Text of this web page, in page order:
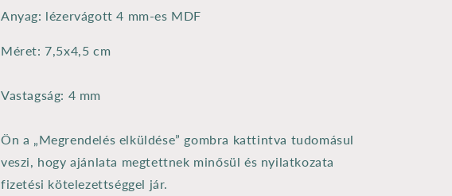
Anyag: lézervágott 4 mm-es MDF
Méret: 7,5x4,5 cm
Vastagság: 4 mm
Ön a „Megrendelés elküldése” gombra kattintva tudomásul
veszi, hogy ajánlata megtettnek minősül és nyilatkozata
fizetési kötelezettséggel jár.